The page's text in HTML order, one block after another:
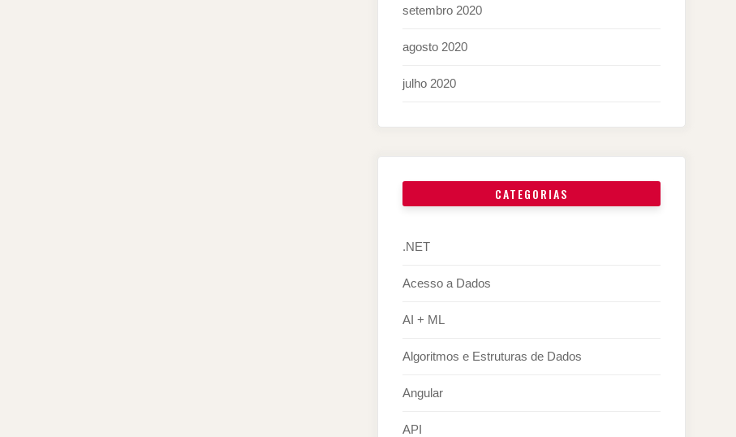
setembro 2020
agosto 2020
julho 2020
CATEGORIAS
.NET
Acesso a Dados
AI + ML
Algoritmos e Estruturas de Dados
Angular
API